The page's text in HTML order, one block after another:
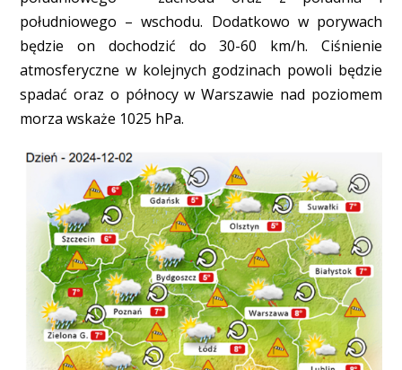
południowego – wschodu. Dodatkowo w porywach
będzie on dochodzić do 30-60 km/h. Ciśnienie
atmosferyczne w kolejnych godzinach powoli będzie
spadać oraz o północy w Warszawie nad poziomem
morza wskaże 1025 hPa.